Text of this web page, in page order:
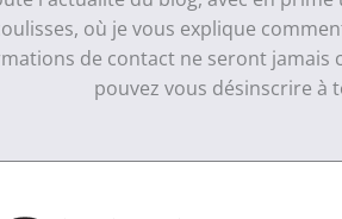
où je vous explique
de contact ne seront jamais
pouvez vous désinscrire à